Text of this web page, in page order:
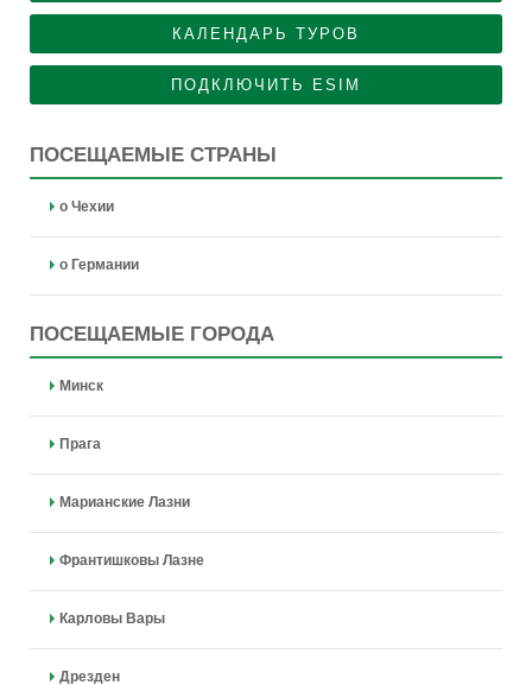
КАЛЕНДАРЬ ТУРОВ
ПОДКЛЮЧИТЬ ESIM
ПОСЕЩАЕМЫЕ СТРАНЫ
о Чехии
о Германии
ПОСЕЩАЕМЫЕ ГОРОДА
Минск
Прага
Марианские Лазни
Франтишковы Лазне
Карловы Вары
Дрезден